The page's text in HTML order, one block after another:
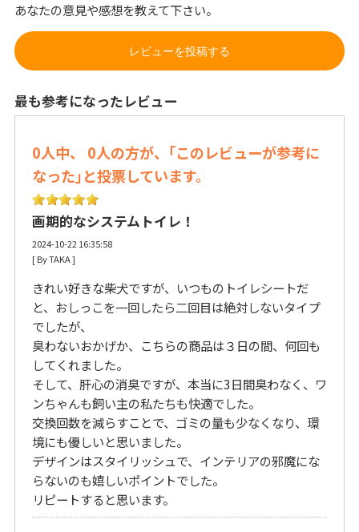
あなたの意見や感想を教えて下さい。
レビューを投稿する
最も参考になったレビュー
0人中、 0人の方が、｢このレビューが参考に
なった｣と投票しています。
画期的なシステムトイレ！
2024-10-22 16:35:58
[ By TAKA ]
きれい好きな柴犬ですが、いつものトイレシートだ
と、おしっこを一回したら二回目は絶対しないタイプ
でしたが、
臭わないおかげか、こちらの商品は３日の間、何回も
してくれました。
そして、肝心の消臭ですが、本当に3日間臭わなく、ワ
ンちゃんも飼い主の私たちも快適でした。
交換回数を減らすことで、ゴミの量も少なくなり、環
境にも優しいと思いました。
デザインはスタイリッシュで、インテリアの邪魔にな
らないのも嬉しいポイントでした。
リピートすると思います。